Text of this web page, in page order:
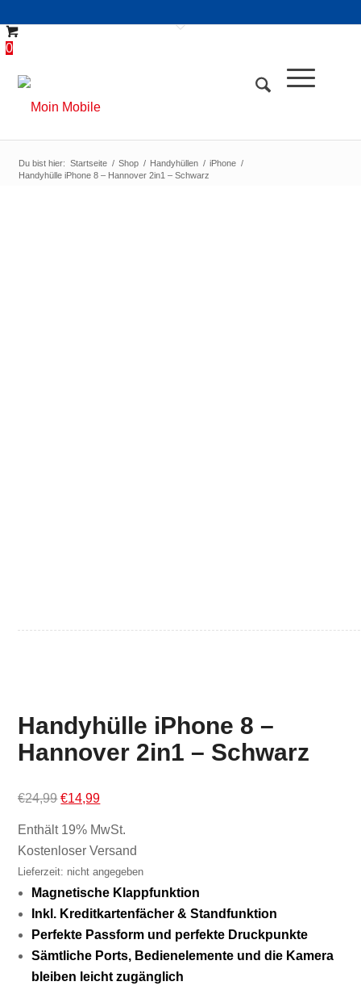
0
Du bist hier: Startseite / Shop / Handyhüllen / iPhone /
Handyhülle iPhone 8 – Hannover 2in1 – Schwarz
Handyhülle iPhone 8 –
Hannover 2in1 – Schwarz
€24,99 Ursprünglicher
€14,99Aktueller
Enthält 19% MwSt.
Kostenloser Versand
Lieferzeit: nicht angegeben
Magnetische Klappfunktion
Inkl. Kreditkartenfächer & Standfunktion
Perfekte Passform und perfekte Druckpunkte
Sämtliche Ports, Bedienelemente und die Kamera
bleiben leicht zugänglich